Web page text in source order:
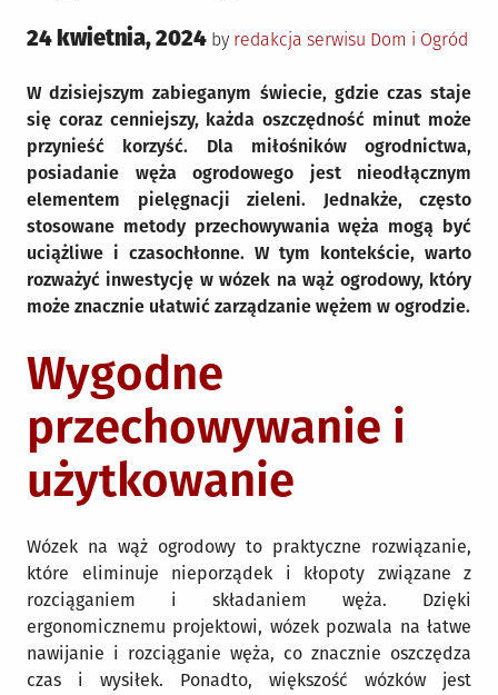
Posted
24 kwietnia, 2024 by redakcja serwisu Posted
Dom i Ogród
W dzisiejszym zabieganym świecie, gdzie czas staje
się coraz cenniejszy, każda oszczędność minut może
przynieść korzyść. Dla miłośników ogrodnictwa,
posiadanie węża ogrodowego jest nieodłącznym
elementem pielęgnacji zieleni. Jednakże, często
stosowane metody przechowywania węża mogą być
uciążliwe i czasochłonne. W tym kontekście, warto
rozważyć inwestycję w wózek na wąż ogrodowy, który
może znacznie ułatwić zarządzanie wężem w ogrodzie.
Wygodne
przechowywanie i
użytkowanie
Wózek na wąż ogrodowy to praktyczne rozwiązanie,
które eliminuje nieporządek i kłopoty związane z
rozciąganiem i składaniem węża. Dzięki
ergonomicznemu projektowi, wózek pozwala na łatwe
nawijanie i rozciąganie węża, co znacznie oszczędza
czas i wysiłek. Ponadto, większość wózków jest